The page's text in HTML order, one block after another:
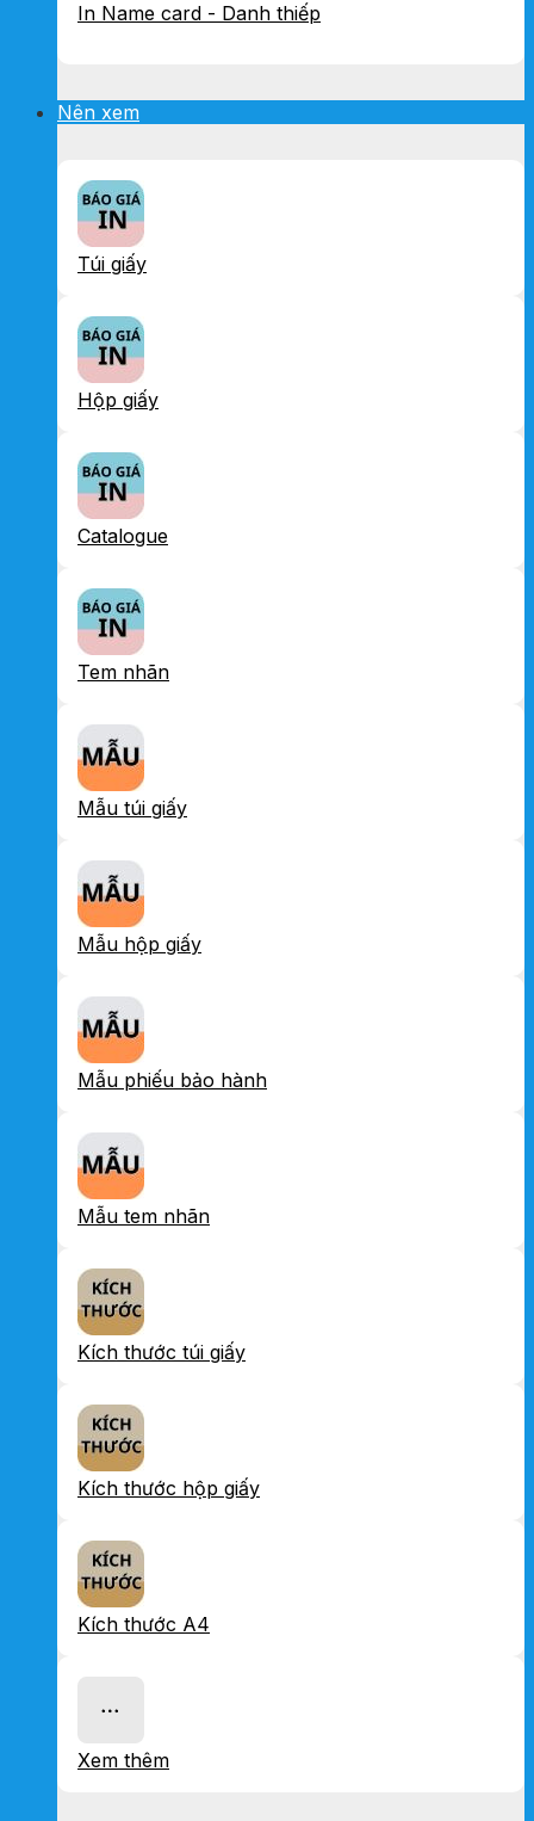
In Name card - Danh thiếp
Nên xem
Túi giấy
Hộp giấy
Catalogue
Tem nhãn
Mẫu túi giấy
Mẫu hộp giấy
Mẫu phiếu bảo hành
Mẫu tem nhãn
Kích thước túi giấy
Kích thước hộp giấy
Kích thước A4
Xem thêm